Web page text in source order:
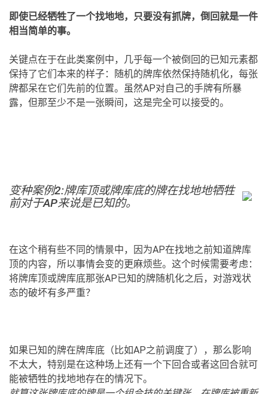
即使已经牺牲了一个找地地，只要没有抓牌，倒回就是一件
相当简单的事。
关键点在于在此类案例中，几乎每一个被倒回的已知元素都
保持了它们本来的样子：随机的牌库依然保持随机化，每张
牌都呆在它们先前的位置。虽然AP对自己的手牌有所暴
露，但那至少不是一张瞬间，这是完全可以接受的。
变种案例2:牌库顶或牌库底的牌在找地地牺牲
前对于AP来说是已知的。
在这个稍有些不同的情景中，因为AP在找地之前知道牌库
顶的内容，所以事情会变的更麻烦些。这个时候需要考虑：
将牌库顶或牌库底那张AP已知的牌随机化之后，对游戏状
态的破坏有多严重？
如果已知的牌在牌库底（比如AP之前调度了），那么影响
不太大，特别是在这种场上还有一个下回合或者这回合就可
能被牺牲的找地地存在的情况下。